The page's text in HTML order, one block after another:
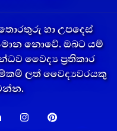
හා උපදෙස්
නොවේ. ඔබට යම්
වෛද්‍ය ප්‍රතිකාර
ලත් වෛද්‍යවරයකු